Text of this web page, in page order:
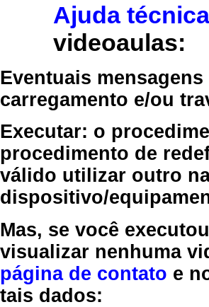
Ajuda
videoaulas:
Eventuais
carregamento e/ou
Executar: o
procedimento de
válido utilizar outro
dispositivo/
Mas, se você
visualizar nenhuma
página de contato e
tais dados: